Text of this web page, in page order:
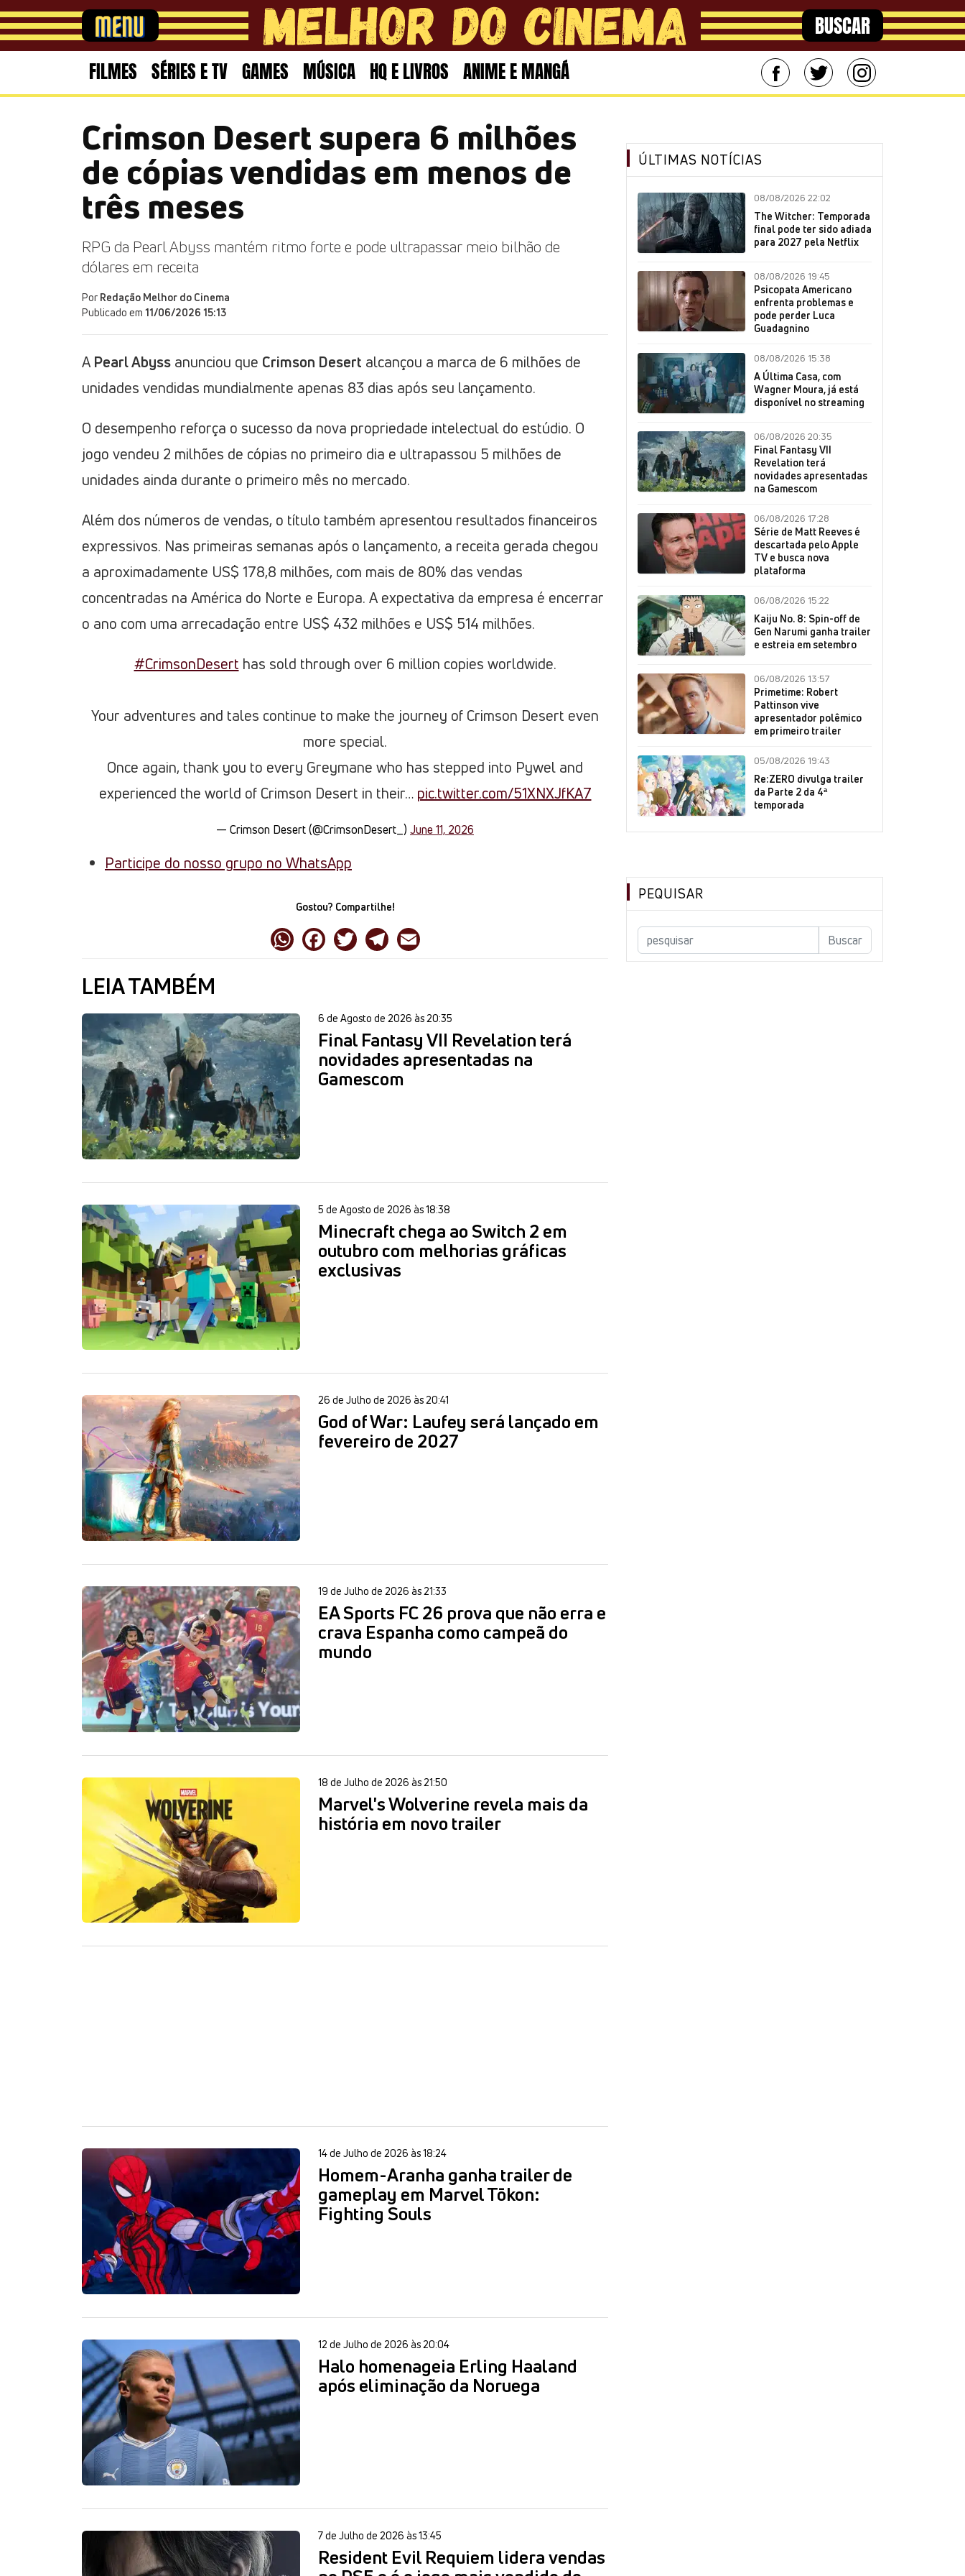
BUSCAR
FILMES SÉRIES E TV GAMES MÚSICA HQ E LIVROS ANIME E MANGÁ
Crimson Desert supera 6 milhões
de cópias vendidas em menos de
três meses
RPG da Pearl Abyss mantém ritmo forte e pode ultrapassar meio bilhão de
dólares em receita
Por Redação Melhor do Cinema
Publicado em 11/06/2026 15:13
A Pearl Abyss anunciou que Crimson Desert alcançou a marca de 6 milhões de
unidades vendidas mundialmente apenas 83 dias após seu lançamento.
O desempenho reforça o sucesso da nova propriedade intelectual do estúdio. O
jogo vendeu 2 milhões de cópias no primeiro dia e ultrapassou 5 milhões de
unidades ainda durante o primeiro mês no mercado.
Além dos números de vendas, o título também apresentou resultados financeiros
expressivos. Nas primeiras semanas após o lançamento, a receita gerada chegou
a aproximadamente US$ 178,8 milhões, com mais de 80% das vendas
concentradas na América do Norte e Europa. A expectativa da empresa é encerrar
o ano com uma arrecadação entre US$ 432 milhões e US$ 514 milhões.
#CrimsonDesert has sold through over 6 million copies worldwide.
Your adventures and tales continue to make the journey of Crimson Desert even
more special.
Once again, thank you to every Greymane who has stepped into Pywel and
experienced the world of Crimson Desert in their… pic.twitter.com/51XNXJfKA7
— Crimson Desert (@CrimsonDesert_) June 11, 2026
Participe do nosso grupo no WhatsApp
Gostou? Compartilhe!
LEIA TAMBÉM
6 de Agosto de 2026 às 20:35
Final Fantasy VII Revelation terá
novidades apresentadas na
Gamescom
5 de Agosto de 2026 às 18:38
Minecraft chega ao Switch 2 em
outubro com melhorias gráficas
exclusivas
26 de Julho de 2026 às 20:41
God of War: Laufey será lançado em
fevereiro de 2027
19 de Julho de 2026 às 21:33
EA Sports FC 26 prova que não erra e
crava Espanha como campeã do
mundo
18 de Julho de 2026 às 21:50
Marvel's Wolverine revela mais da
história em novo trailer
14 de Julho de 2026 às 18:24
Homem-Aranha ganha trailer de
gameplay em Marvel Tōkon:
Fighting Souls
12 de Julho de 2026 às 20:04
Halo homenageia Erling Haaland
após eliminação da Noruega
7 de Julho de 2026 às 13:45
Resident Evil Requiem lidera vendas
ÚLTIMAS NOTÍCIAS
08/08/2026 22:02
The Witcher: Temporada
final pode ter sido adiada
para 2027 pela Netflix
08/08/2026 19:45
Psicopata Americano
enfrenta problemas e
pode perder Luca
Guadagnino
08/08/2026 15:38
A Última Casa, com
Wagner Moura, já está
disponível no streaming
06/08/2026 20:35
Final Fantasy VII
Revelation terá
novidades apresentadas
na Gamescom
06/08/2026 17:28
Série de Matt Reeves é
descartada pelo Apple
TV e busca nova
plataforma
06/08/2026 15:22
Kaiju No. 8: Spin-off de
Gen Narumi ganha trailer
e estreia em setembro
06/08/2026 13:57
Primetime: Robert
Pattinson vive
apresentador polêmico
em primeiro trailer
05/08/2026 19:43
Re:ZERO divulga trailer
da Parte 2 da 4ª
temporada
PEQUISAR